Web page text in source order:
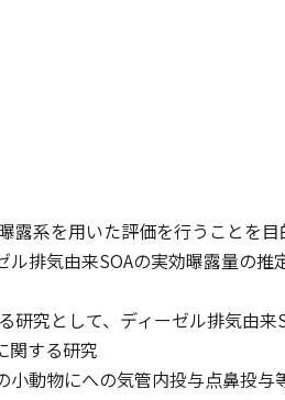
露系を用いた評価を行うことを
排気由来SOAの実効曝露量の推
研究として、ディーゼル排気由
関する研究
動物にへの気管内投与点鼻投与